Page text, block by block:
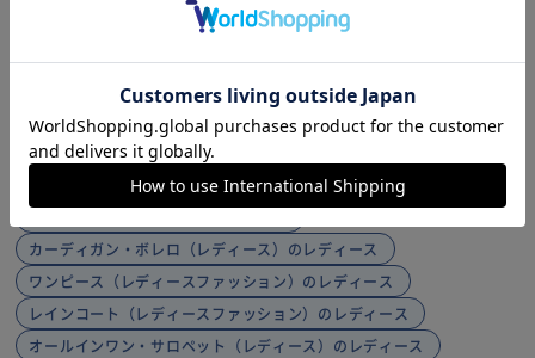
レディースの別種類の商品を探す
シャツ（レディース）のレディース
ニット・セーター（レディース）のレディース
パンツ（レディースファッション）のレディース
パーカー・スウェット（レディース）のレディース
カーディガン・ボレロ（レディース）のレディース
ワンピース（レディースファッション）のレディース
レインコート（レディースファッション）のレディース
オールインワン・サロペット（レディース）のレディース